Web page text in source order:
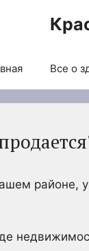
Все о
районе,